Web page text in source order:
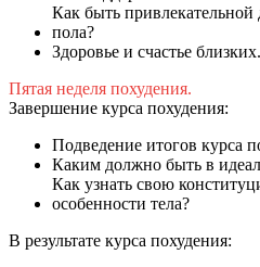
Как быть
пола?
Здоровье и счастье близких.
Пятая неделя похудения.
Завершение курса похудения:
Подведение итогов курса
Каким должно быть в
Как узнать свою
особенности тела?
В результате курса похудения: